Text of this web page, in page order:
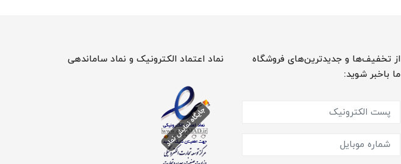
از تخفیف‌ها و جدیدترین‌های فروشگاه
ما باخبر شوید:
نماد اعتماد الکترونیک و نماد ساماندهی